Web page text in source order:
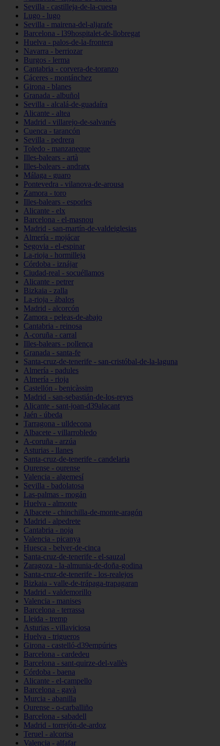
Sevilla - castilleja-de-la-cuesta
Lugo - lugo
Sevilla - mairena-del-aljarafe
Barcelona - l39hospitalet-de-llobregat
Huelva - palos-de-la-frontera
Navarra - berriozar
Burgos - lerma
Cantabria - corvera-de-toranzo
Cáceres - montánchez
Girona - blanes
Granada - albuñol
Sevilla - alcalá-de-guadaíra
Alicante - altea
Madrid - villarejo-de-salvanés
Cuenca - tarancón
Sevilla - pedrera
Toledo - manzaneque
Illes-balears - artà
Illes-balears - andratx
Málaga - guaro
Pontevedra - vilanova-de-arousa
Zamora - toro
Illes-balears - esporles
Alicante - elx
Barcelona - el-masnou
Madrid - san-martín-de-valdeiglesias
Almería - mojácar
Segovia - el-espinar
La-rioja - hormilleja
Córdoba - iznájar
Ciudad-real - socuéllamos
Alicante - petrer
Bizkaia - zalla
La-rioja - ábalos
Madrid - alcorcón
Zamora - peleas-de-abajo
Cantabria - reinosa
A-coruña - carral
Illes-balears - pollença
Granada - santa-fe
Santa-cruz-de-tenerife - san-cristóbal-de-la-laguna
Almería - padules
Almería - rioja
Castellón - benicàssim
Madrid - san-sebastián-de-los-reyes
Alicante - sant-joan-d39alacant
Jaén - úbeda
Tarragona - ulldecona
Albacete - villarrobledo
A-coruña - arzúa
Asturias - llanes
Santa-cruz-de-tenerife - candelaria
Ourense - ourense
Valencia - algemesí
Sevilla - badolatosa
Las-palmas - mogán
Huelva - almonte
Albacete - chinchilla-de-monte-aragón
Madrid - alpedrete
Cantabria - noja
Valencia - picanya
Huesca - belver-de-cinca
Santa-cruz-de-tenerife - el-sauzal
Zaragoza - la-almunia-de-doña-godina
Santa-cruz-de-tenerife - los-realejos
Bizkaia - valle-de-trápaga-trapagaran
Madrid - valdemorillo
Valencia - manises
Barcelona - terrassa
Lleida - tremp
Asturias - villaviciosa
Huelva - trigueros
Girona - castelló-d39empúries
Barcelona - cardedeu
Barcelona - sant-quirze-del-vallès
Córdoba - baena
Alicante - el-campello
Barcelona - gavà
Murcia - abanilla
Ourense - o-carballiño
Barcelona - sabadell
Madrid - torrejón-de-ardoz
Teruel - alcorisa
Valencia - alfafar